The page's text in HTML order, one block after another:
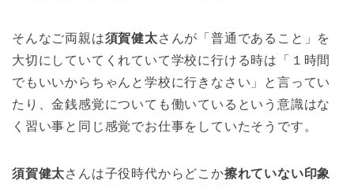
そんなご両親は須賀健太さんが「普通であること」を
大切にしていてくれていて学校に行ける時は「１時間
でもいいからちゃんと学校に行きなさい」と言ってい
たり、金銭感覚についても働いているという意識はな
く習い事と同じ感覚でお仕事をしていたそうです。
須賀健太さんは子役時代からどこか擦れていない印象